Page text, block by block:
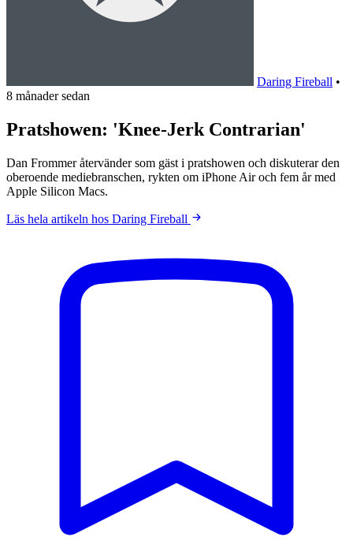
Daring Fireball •
8 månader sedan
Pratshowen: 'Knee-Jerk Contrarian'
Dan Frommer återvänder som gäst i pratshowen och diskuterar den
oberoende mediebranschen, rykten om iPhone Air och fem år med
Apple Silicon Macs.
Läs hela artikeln hos Daring Fireball